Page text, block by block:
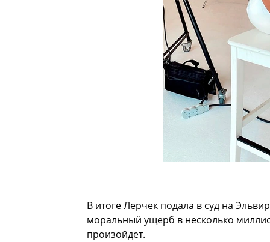
В итоге Лерчек подала в суд на
моральный ущерб в несколько
произойдет.